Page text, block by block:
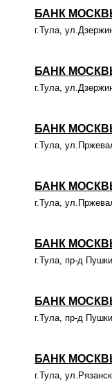
БАНК
г.Тула,
БАНК
г.Тула,
БАНК
г.Тула,
БАНК
г.Тула,
БАНК
г.Тула, пр-д
БАНК
г.Тула, пр-д
БАНК
г.Тула,